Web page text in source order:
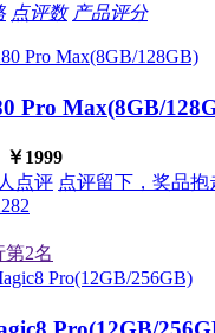
点评数 产品评分
Pro Max(8GB/
￥1999
点评 点评留下，奖品抱
第2名